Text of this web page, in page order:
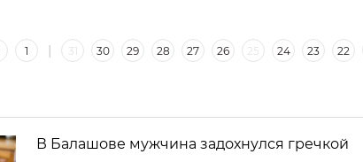
1 | 31 30 29 28 27 26 25 24 23 22
В Балашове мужчина задохнулся гречкой